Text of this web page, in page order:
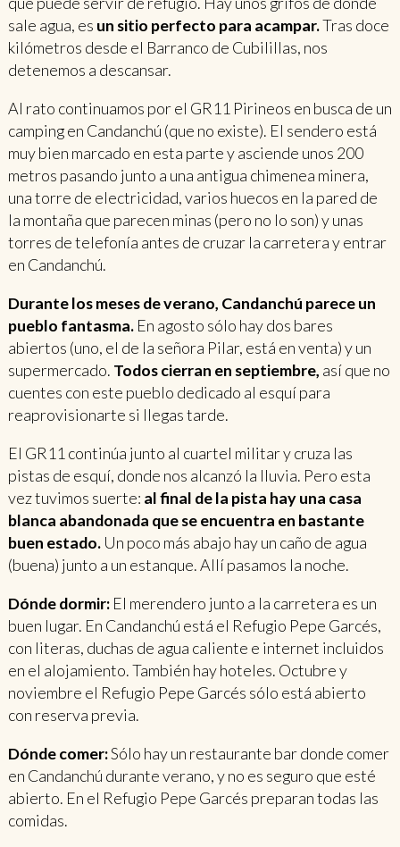
sale agua, es un sitio perfecto para acampar.Tras doce
kilómetros desde el Barranco de Cubilillas, nos
detenemos a descansar.
Al rato continuamos por el GR11 Pirineos en busca de un
camping en Candanchú (que no existe). El sendero está
muy bien marcado en esta parte y asciende unos 200
metros pasando junto a una antigua chimenea minera,
una torre de electricidad, varios huecos en la pared de
la montaña que parecen minas (pero no lo son) y unas
torres de telefonía antes de cruzar la carretera y entrar
en Candanchú.
Durante los meses de verano, Candanchú parece un
pueblo fantasma.En agosto sólo hay dos bares
abiertos (uno, el de la señora Pilar, está en venta) y un
supermercado. Todos cierran en septiembre, así que no
cuentes con este pueblo dedicado al esquí para
reaprovisionarte si llegas tarde.
El GR11 continúa junto al cuartel militar y cruza las
pistas de esquí, donde nos alcanzó la lluvia. Pero esta
vez tuvimos suerte: al final de la pista hay una casa
blanca abandonada que se encuentra en bastante
buen estado.Un poco más abajo hay un caño de agua
(buena) junto a un estanque. Allí pasamos la noche.
Dónde dormir:El merendero junto a la carretera es un
buen lugar. En Candanchú está el Refugio Pepe Garcés,
con literas, duchas de agua caliente e internet incluidos
en el alojamiento. También hay hoteles. Octubre y
noviembre el Refugio Pepe Garcés sólo está abierto
con reserva previa.
Dónde comer:Sólo hay un restaurante bar donde comer
en Candanchú durante verano, y no es seguro que esté
abierto. En el Refugio Pepe Garcés preparan todas las
comidas.